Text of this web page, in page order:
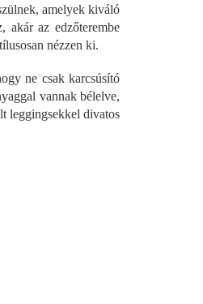
amelyek kiváló
akár az edzőterembe
nézzen ki.
ne csak karcsúsító
vannak bélelve,
leggingsekkel divatos